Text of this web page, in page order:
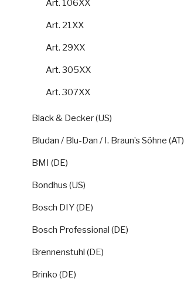
Art. 106XX
Art. 21XX
Art. 29XX
Art. 305XX
Art. 307XX
Black & Decker (US)
Bludan / Blu-Dan / I. Braun’s Söhne (AT)
BMI (DE)
Bondhus (US)
Bosch DIY (DE)
Bosch Professional (DE)
Brennenstuhl (DE)
Brinko (DE)